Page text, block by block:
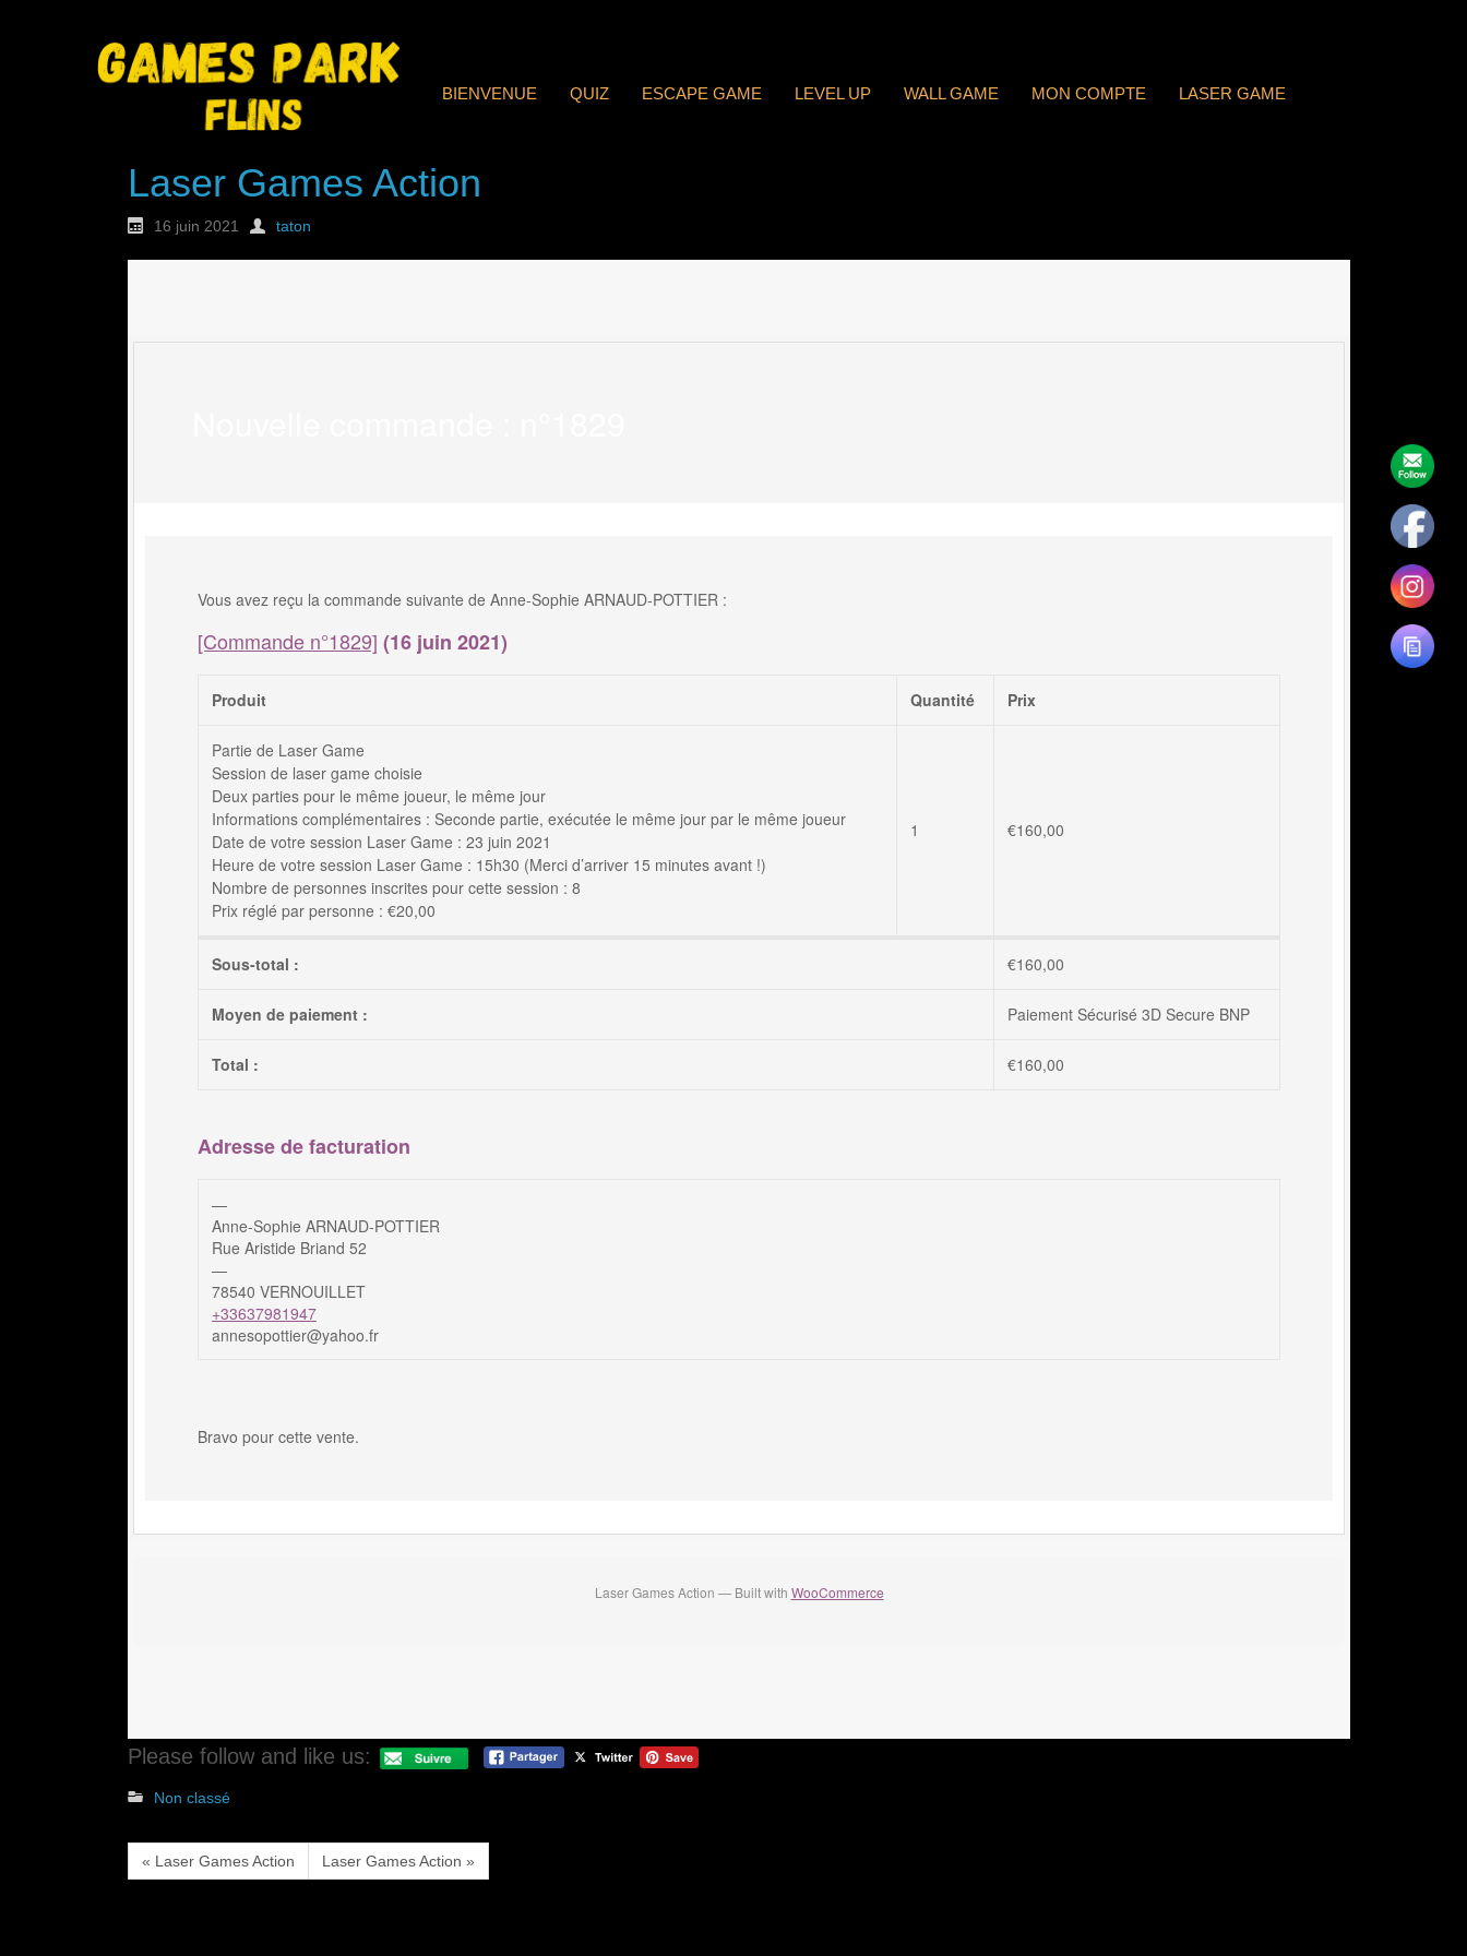
BIENVENUE QUIZ ESCAPE GAME LEVEL UP WALL GAME MON COMPTE LASER GAME
Laser Games Action
16 juin 2021 taton
Vous avez reçu la commande suivante de Anne-Sophie ARNAUD-POTTIER :
[Commande n°1829] (16 juin 2021)
Produit Quantité Prix
Partie de Laser Game
Session de laser game choisie
Deux parties pour le même joueur, le même jour
Informations complémentaires : Seconde partie, exécutée le même jour par le même joueur
Date de votre session Laser Game : 23 juin 2021
Heure de votre session Laser Game : 15h30 (Merci d’arriver 15 minutes avant !)
Nombre de personnes inscrites pour cette session : 8
Prix réglé par personne : €20,00
1 €160,00
Sous-total : €160,00
Moyen de paiement : Paiement Sécurisé 3D Secure BNP
Total : €160,00
Adresse de facturation
—
Anne-Sophie ARNAUD-POTTIER
Rue Aristide Briand 52
—
78540 VERNOUILLET
+33637981947
annesopottier@yahoo.fr
Bravo pour cette vente.
Laser Games Action — Built with WooCommerce
Please follow and like us:
Non classé
« Laser Games Action Laser Games Action »